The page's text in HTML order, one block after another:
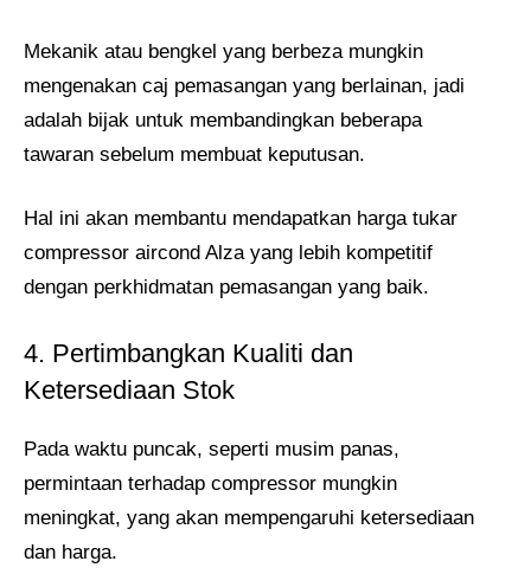
Mekanik atau bengkel yang berbeza mungkin
mengenakan caj pemasangan yang berlainan, jadi
adalah bijak untuk membandingkan beberapa
tawaran sebelum membuat keputusan.
Hal ini akan membantu mendapatkan harga tukar
compressor aircond Alza yang lebih kompetitif
dengan perkhidmatan pemasangan yang baik.
4. Pertimbangkan Kualiti dan
Ketersediaan Stok
Pada waktu puncak, seperti musim panas,
permintaan terhadap compressor mungkin
meningkat, yang akan mempengaruhi ketersediaan
dan harga.